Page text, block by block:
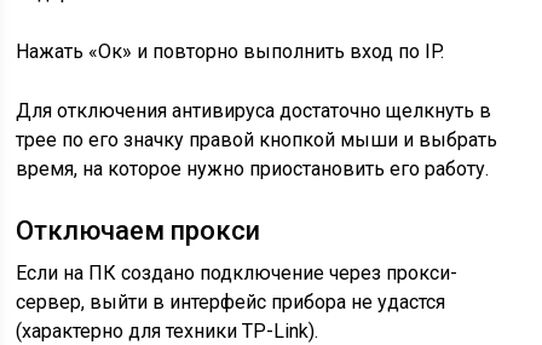
Нажать «Ок» и повторно выполнить вход по IP.
Для отключения антивируса достаточно щелкнуть в
трее по его значку правой кнопкой мыши и выбрать
время, на которое нужно приостановить его работу.
Отключаем прокси
Если на ПК создано подключение через прокси-
сервер, выйти в интерфейс прибора не удастся
(характерно для техники TP-Link).